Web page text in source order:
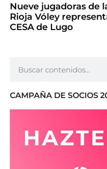
Nueve jugadoras de
Rioja Vóley
CESA de Lugo
CAMPAÑA DE SOCIOS